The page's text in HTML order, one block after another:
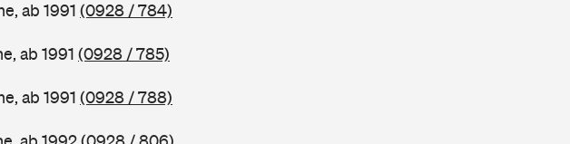
ab 1991 (0928 / 784)
ab 1991 (0928 / 785)
ab 1991 (0928 / 788)